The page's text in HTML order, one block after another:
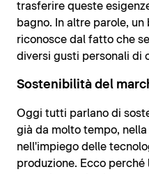
trasferire queste
bagno. In altre parole,
riconosce dal fatto che
diversi gusti personali di
Sostenibilità del
Oggi tutti parlano di
già da molto tempo,
nell'impiego delle
produzione. Ecco